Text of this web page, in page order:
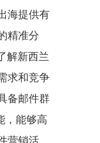
海提供有
精准分
解新西兰
求和竞争
备邮件群
，能够高
营销活